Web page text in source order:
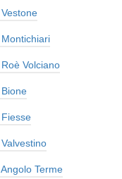
Volciano
Terme